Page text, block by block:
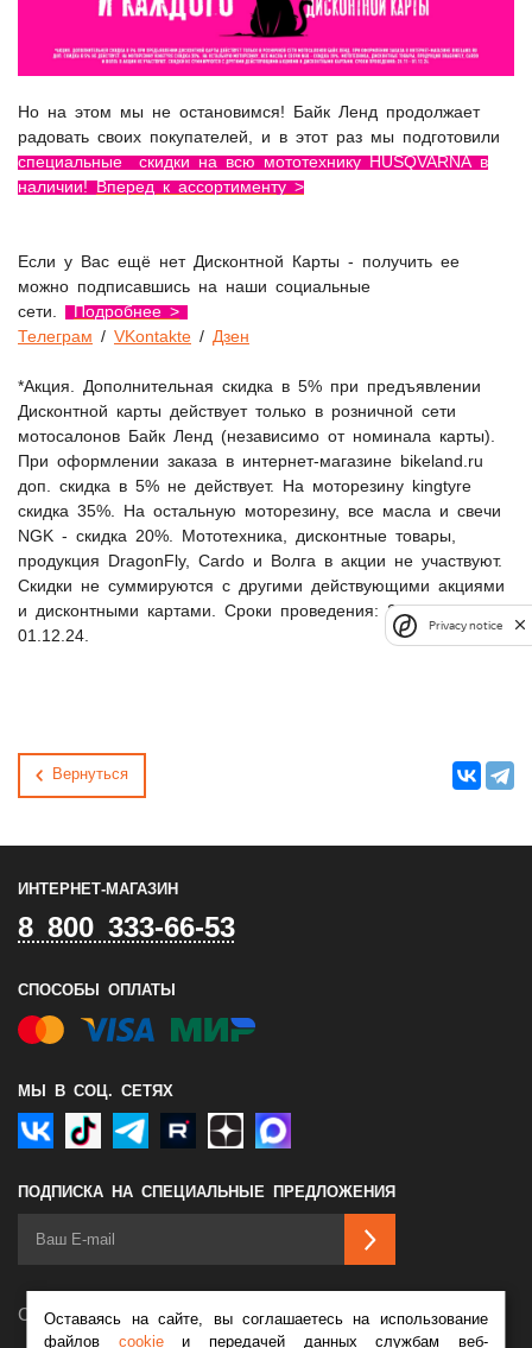
Но на этом мы не остановимся! Байк Ленд продолжает
радовать своих покупателей, и в этот раз мы подготовили
специальные скидки на всю мототехнику HUSQVARNA в
наличии!
Вперед к ассортименту >
Если у Вас ещё нет Дисконтной Карты - получить ее
можно подписавшись на наши социальные
сети.
Подробнее >
Телеграм / VKontakte / Дзен
*Акция. Дополнительная скидка в 5% при предъявлении
Дисконтной карты действует только в розничной сети
мотосалонов Байк Ленд (независимо от номинала карты).
При оформлении заказа в интернет-магазине bikeland.ru
доп. скидка в 5% не действует. На моторезину kingtyre
скидка 35%. На остальную моторезину, все масла и свечи
NGK - скидка 20%. Мототехника, дисконтные товары,
продукция DragonFly, Cardo и Волга в акции не участвуют.
Скидки не суммируются с другими действующими акциями
и дисконтными картами. Сроки проведения: 28.11 -
01.12.24.
Вернуться
ИНТЕРНЕТ-МАГАЗИН
8 800 333-66-53
СПОСОБЫ ОПЛАТЫ
МЫ В СОЦ. СЕТЯХ
ПОДПИСКА НА СПЕЦИАЛЬНЫЕ ПРЕДЛОЖЕНИЯ
Сделано в
Оставаясь на сайте, вы соглашаетесь на использование
файлов cookieи передачей данных службам веб-
Privacy notice